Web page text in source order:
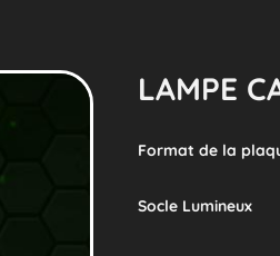
LAMPE
Format de la
Socle Lumineux